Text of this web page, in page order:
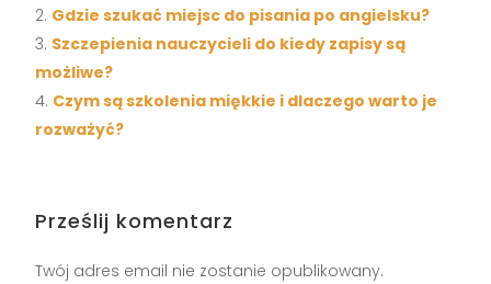
Gdzie szukać miejsc do pisania po angielsku?
Szczepienia nauczycieli do kiedy zapisy są
możliwe?
Czym są szkolenia miękkie i dlaczego warto je
rozważyć?
Prześlij komentarz
Twój adres email nie zostanie opublikowany.